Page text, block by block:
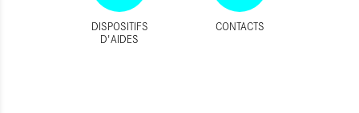
DISPOSITIFS
D'AIDES
CONTACTS